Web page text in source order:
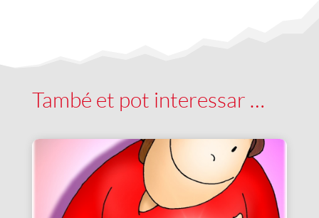
També et pot interessar …